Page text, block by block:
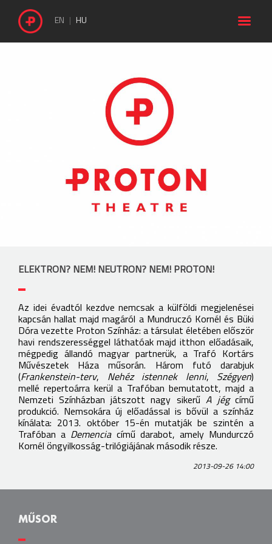
EN HU 
ELEKTRON? NEM! NEUTRON? NEM! PROTON!
Az idei évadtól kezdve nemcsak a külföldi megjelenései
kapcsán hallat majd magáról a Mundruczó Kornél és Büki
Dóra vezette Proton Színház: a társulat életében először
havi rendszerességgel láthatóak majd itthon előadásaik,
mégpedig állandó magyar partnerük, a Trafó Kortárs
Művészetek Háza műsorán. Három futó darabjuk
(Frankenstein-terv, Nehéz istennek lenni, Szégyen)
mellé repertoárra kerül a Trafóban bemutatott, majd a
Nemzeti Színházban játszott nagy sikerű A jégcímű
produkció. Nemsokára új előadással is bővül a színház
kínálata: 2013. október 15-én mutatják be szintén a
Trafóban a Demenciacímű darabot, amely Mundurczó
Kornél öngyilkosság-trilógiájának második része.
2013-09-26 14:00
MŰSOR